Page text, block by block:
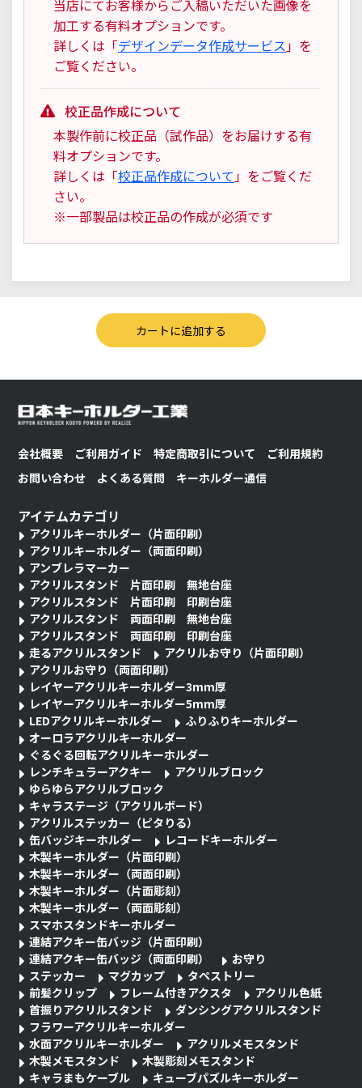
当店にてお客様からご入稿いただいた画像を
加工する有料オプションです。
詳しくは「デザインデータ作成サービス」を
ご覧ください。
校正品作成について
本製作前に校正品（試作品）をお届けする有
料オプションです。
詳しくは「校正品作成について」をご覧くだ
さい。
※一部製品は校正品の作成が必須です
会社概要 ご利用ガイド 特定商取引について
ご利用規約
お問い合わせ
よくある質問 キーホルダー通信
アイテムカテゴリ
アクリルキーホルダー（片面印刷）
アクリルキーホルダー（両面印刷）
アンブレラマーカー
アクリルスタンド 片面印刷 無地台座
アクリルスタンド 片面印刷 印刷台座
アクリルスタンド 両面印刷 無地台座
アクリルスタンド 両面印刷 印刷台座
走るアクリルスタンド
アクリルお守り（片面印刷）
アクリルお守り（両面印刷）
レイヤーアクリルキーホルダー3mm厚
レイヤーアクリルキーホルダー5mm厚
LEDアクリルキーホルダー
ふりふりキーホルダー
オーロラアクリルキーホルダー
ぐるぐる回転アクリルキーホルダー
レンチキュラーアクキー
アクリルブロック
ゆらゆらアクリルブロック
キャラステージ（アクリルボード）
アクリルステッカー（ピタりる）
缶バッジキーホルダー
レコードキーホルダー
木製キーホルダー（片面印刷）
木製キーホルダー（両面印刷）
木製キーホルダー（片面彫刻）
木製キーホルダー（両面彫刻）
スマホスタンドキーホルダー
連結アクキー缶バッジ（片面印刷）
連結アクキー缶バッジ（両面印刷）
お守り
ステッカー
マグカップ
タペストリー
前髪クリップ
フレーム付きアクスタ
アクリル色紙
首振りアクリルスタンド
ダンシングアクリルスタンド
フラワーアクリルキーホルダー
水面アクリルキーホルダー
アクリルメモスタンド
木製メモスタンド
木製彫刻メモスタンド
キャラまもケーブル
キューブパズルキーホルダー